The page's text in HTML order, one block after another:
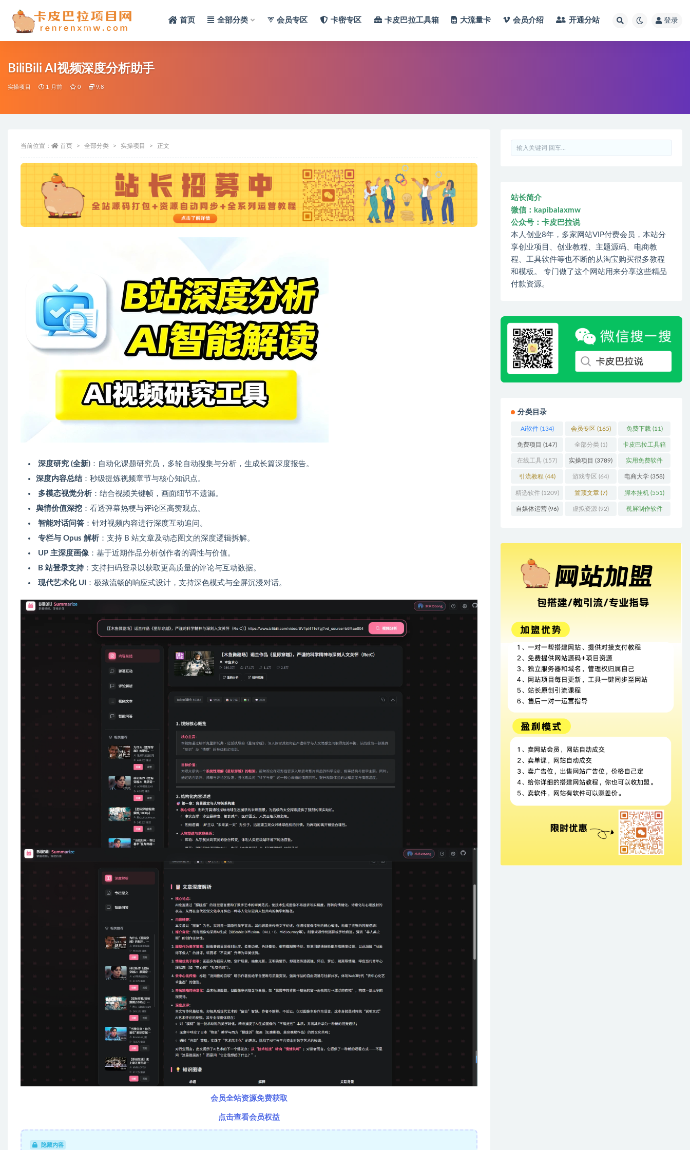
首页 全部分类 会员专区 卡密专区 卡皮巴拉工具箱 大流量卡 会员介绍 开通分站 登录
BiliBili AI视频深度分析助手
实操项目 1 月前 0 9.8
当前位置： 首页 全部分类 实操项目 正文
深度研究 (全新) ：自动化课题研究员，多轮自动搜集与分析，生成长篇深度报告。
深度内容总结：秒级提炼视频章节与核心知识点。
多模态视觉分析 ：结合视频关键帧，画面细节不遗漏。
舆情价值深挖 ：看透弹幕热梗与评论区高赞观点。
智能对话问答 ：针对视频内容进行深度互动追问。
专栏与 Opus 解析 ：支持 B 站文章及动态图文的深度逻辑拆解。
UP 主深度画像：基于近期作品分析创作者的调性与价值。
B 站登录支持：支持扫码登录以获取更高质量的评论与互动数据。
现代艺术化 UI
：极致流畅的响应式设计，支持深色模式与全屏沉浸对话。
会员全站资源免费获取
点击查看会员权益
隐藏内容
站长简介
微信：kapibalaxmw
公众号：卡皮巴拉说
本人创业8年，多家网站VIP付费会员，本站分
享创业项目、创业教程、主题源码、电商教
程、工具软件等也不断的从淘宝购买很多教程
和模板。 专门做了这个网站用来分享这些精品
付款资源。
分类目录
Ai软件(134) 会员专区 (165) 免费下载 (11)
免费项目 (147) 全部分类(1) 卡皮巴拉工具箱
(3)
在线工具 (157) 实操项目 (3789) 实用免费软件
(415)
引流教程 (44) 游戏专区 (64) 电商大学 (358)
精选软件(1209) 置顶文章(7) 脚本挂机 (551)
自媒体运营(96) 虚拟资源 (92) 视屏制作软件